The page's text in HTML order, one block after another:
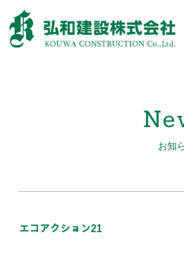
お知
エコアクション21